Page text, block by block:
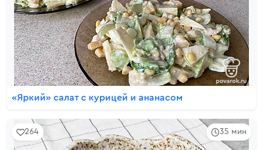
«Яркий» салат с курицей и ананасом
35 мин
264